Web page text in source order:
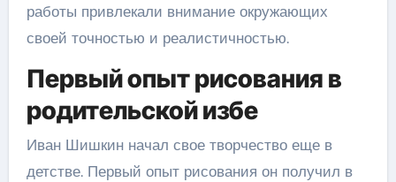
работы привлекали внимание окружающих
своей точностью и реалистичностью.
Первый опыт рисования в
родительской избе
Иван Шишкин начал свое творчество еще в
детстве. Первый опыт рисования он получил в